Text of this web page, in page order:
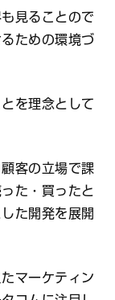
見ることので
ための環境づ
を理念として
客の立場で課
た・買ったと
た開発を展開
マーケティン